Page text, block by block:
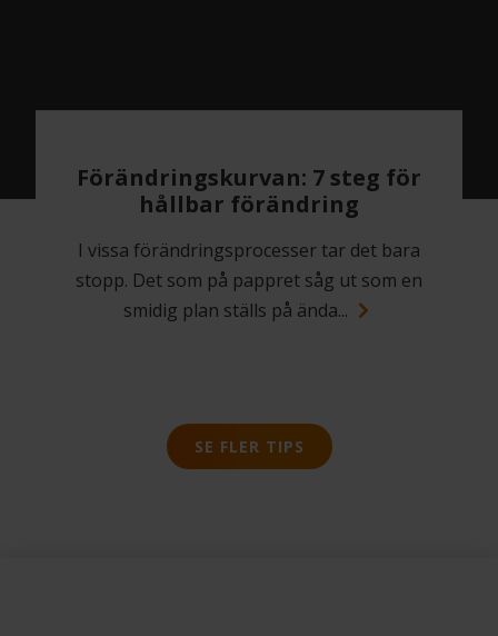
Förändringskurvan: 7 steg för
hållbar förändring
I vissa förändringsprocesser tar det bara
stopp. Det som på pappret såg ut som en
smidig plan ställs på ända...
SE FLER TIPS